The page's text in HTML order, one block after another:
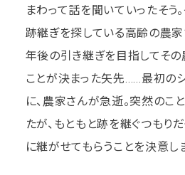
まわって話を聞いていったそう
跡継ぎを探している高齢の農家
年後の引き継ぎを目指してそ
ことが決まった矢先……最初の
に、農家さんが急逝。突然のこ
たが、もともと跡を継ぐつもり
に継がせてもらうことを決意し